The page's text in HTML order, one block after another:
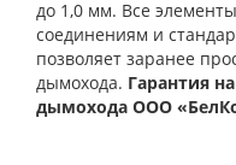
до 1,0 мм. Все
соединениям и
позволяет заранее
дымохода. Гарантия
дымохода ООО